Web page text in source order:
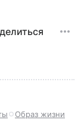
Образ жизни